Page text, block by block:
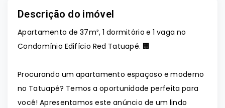
Descrição do imóvel
Apartamento de 37m², 1 dormitório e 1 vaga no
Condomínio Edifício Red Tatuapé. 🏢
Procurando um apartamento espaçoso e moderno
no Tatuapé? Temos a oportunidade perfeita para
você! Apresentamos este anúncio de um lindo